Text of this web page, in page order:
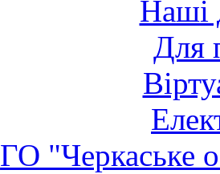
Наші
Для
ГО "Черкаське